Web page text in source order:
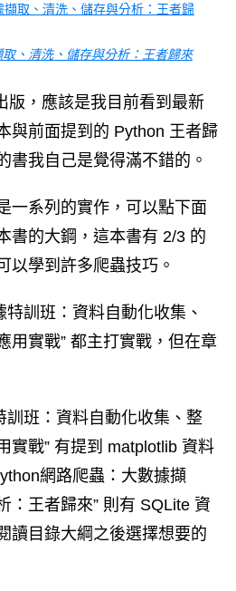
、清洗、儲存與分析：王者歸來
版，應該是我目前看到最新
與前面提到的 Python 王者歸
書我自己是覺得滿不錯的。
一系列的實作，可以點下面
書的大鋼，這本書有 2/3 的
以學到許多爬蟲技巧。
特訓班：資料自動化收集、
用實戰” 都主打實戰，但在章
訓班：資料自動化收集、整
實戰” 有提到 matplotlib 資料
網路爬蟲：大數據擷
：王者歸來” 則有 SQLite 資
讀目錄大綱之後選擇想要的